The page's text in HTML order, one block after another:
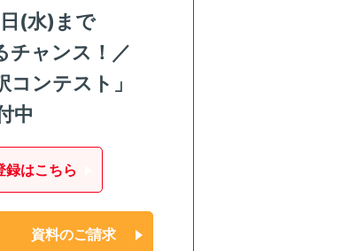
(水)まで
チャンス！／
コンテスト」
中
録はこちら
資料のご請求